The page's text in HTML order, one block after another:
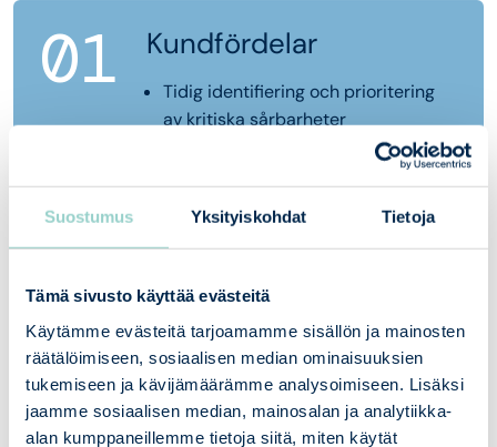
Suostumus Yksityiskohdat Tietoja
Tämä sivusto käyttää evästeitä
Käytämme evästeitä tarjoamamme sisällön ja mainosten
räätälöimiseen, sosiaalisen median ominaisuuksien
tukemiseen ja kävijämäärämme analysoimiseen. Lisäksi
jaamme sosiaalisen median, mainosalan ja analytiikka-
alan kumppaneillemme tietoja siitä, miten käytät
01 Kundfördelar
Tidig identifiering och prioritering
av kritiska sårbarheter
Test av förmågan at försvara sig
informationssäkerhetsinvesteringar
02 Våra tjänster
Omfattande penetreringstester för
externa och interna nätverk